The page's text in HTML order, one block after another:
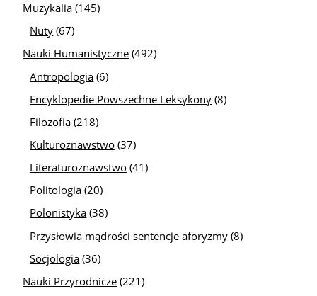
Muzykalia (145)
Nuty (67)
Nauki Humanistyczne (492)
Antropologia (6)
Encyklopedie Powszechne Leksykony (8)
Filozofia (218)
Kulturoznawstwo (37)
Literaturoznawstwo (41)
Politologia (20)
Polonistyka (38)
Przysłowia mądrości sentencje aforyzmy (8)
Socjologia (36)
Nauki Przyrodnicze (221)